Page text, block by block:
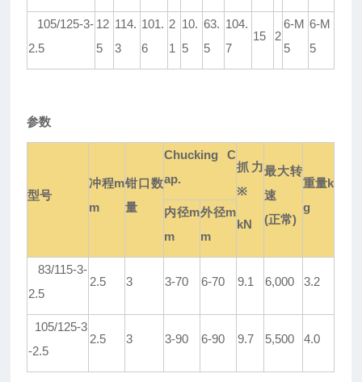
105/125-3-
2.5
12
5
114.
3
101.
6
2
1
10.
5
63.
5
104.
7
15 2
6-M
5
6-M
5
参数
型号
冲程m
m
钳口数
量
Chucking C
ap.
抓力
※
kN
最大转
速
(正常)
重量k
g
内径m
m
外径m
m
83/115-3-
2.5
2.5 3 3-70 6-70 9.1 6,000 3.2
105/125-3
-2.5
2.5 3 3-90 6-90 9.7 5,500 4.0